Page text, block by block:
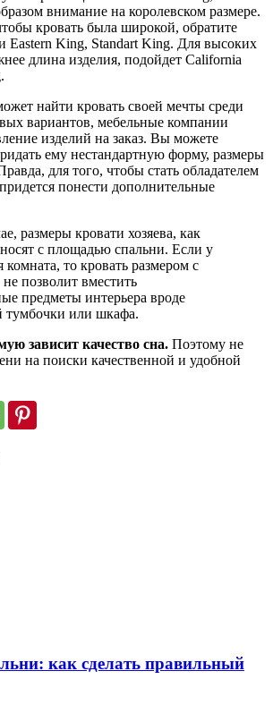
внимание на королевском размере.
кровать была широкой, обратите
Eastern King, Standart King. Для высоких
длина изделия, подойдет California
найти кровать своей мечты среди
вариантов, мебельные компании
изделий на заказ. Вы можете
ему нестандартную форму, размеры
для того, чтобы стать обладателем
понести дополнительные
размеры кровати хозяева, как
с площадью спальни. Если у
комната, то кровать размером с
позволит вместить
предметы интерьера вроде
тумбочки или шкафа.
зависит качество сна. Поэтому не
на поиски качественной и удобной
как сделать правильный